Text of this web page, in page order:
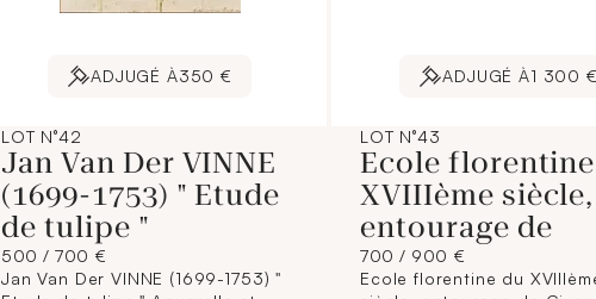
ADJUGÉ À350 €
LOT N°42
Jan Van Der VINNE
(1699-1753) " Etude
de tulipe "
500 / 700 €
Jan Van Der VINNE (1699-1753) "
ADJUGÉ À1 300
LOT N°43
Ecole
XVIIIème siècle,
entourage de
700 / 900 €
Ecole florentine du